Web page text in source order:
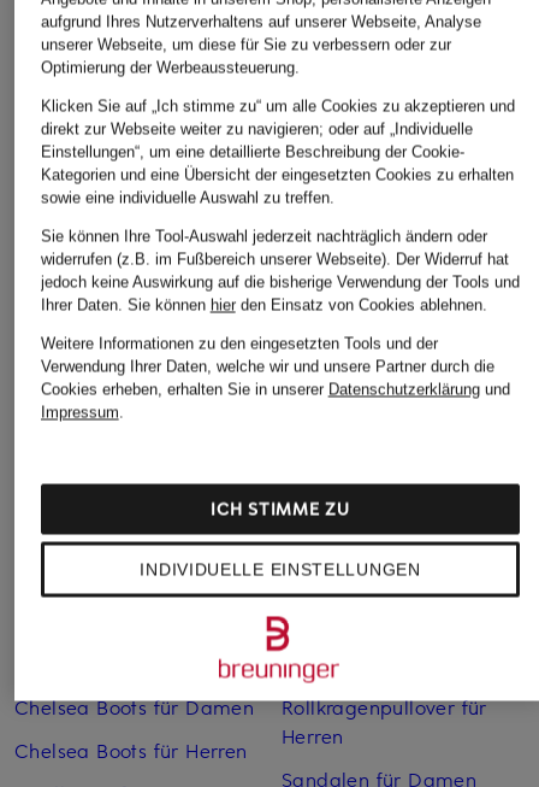
+Aktionsrabatt
OPUS
Strick-Poloshirt
POSILLY aus Bouclé
51,99 €
Bestpreis: 50,99 €
Ursprünglich:79,99 €
LAUREN
Piqué-Poloshirt
125 €
Strickshirt mit
Cashmere und
Schluppe
Bikinis Damen
Cargohosen für Herren
Chelsea Boots für Damen
Chelsea Boots für Herren
Mäntel für Herren
Pullover für Damen
Pullover für Herren
Rollkragenpullover für
Herren
Sandalen für Damen
aufgrund Ihres Nutzerverhaltens auf unserer Webseite, Analyse
unserer Webseite, um diese für Sie zu verbessern oder zur
Optimierung der Werbeaussteuerung.
Klicken Sie auf „Ich stimme zu“ um alle Cookies zu akzeptieren und
direkt zur Webseite weiter zu navigieren; oder auf „Individuelle
Einstellungen“, um eine detaillierte Beschreibung der Cookie-
Kategorien und eine Übersicht der eingesetzten Cookies zu erhalten
sowie eine individuelle Auswahl zu treffen.
Sie können Ihre Tool-Auswahl jederzeit nachträglich ändern oder
widerrufen (z.B. im Fußbereich unserer Webseite). Der Widerruf hat
jedoch keine Auswirkung auf die bisherige Verwendung der Tools und
Ihrer Daten. Sie können hierden Einsatz von Cookies ablehnen.
Weitere Informationen zu den eingesetzten Tools und der
Verwendung Ihrer Daten, welche wir und unsere Partner durch die
Cookies erheben, erhalten Sie in unserer Datenschutzerklärungund
Impressum.
INDIVIDUELLE EINSTELLUNGEN
ICH STIMME ZU